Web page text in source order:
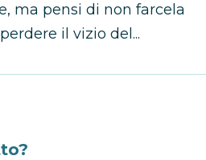
ma pensi di non farcela
il vizio del...